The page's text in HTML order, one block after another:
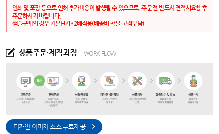
인쇄 및 포장 등으로 인해 추가비용이 발생될 수 있으므로, 주문 전 반드시 견적서요청 후
주문하시기 바랍니다.
샘플구매의 경우 기본단가*2배적용(배송비 착불-고객부담)
상품주문·제작과정 WORK FLOW
디자인 이미지 소스 무료제공